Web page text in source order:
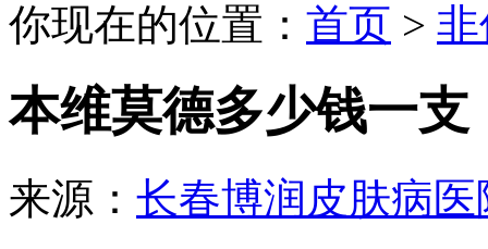
你现在的位置： 首页 >
本维莫德多少钱一支
来源： 长春博润皮肤病医